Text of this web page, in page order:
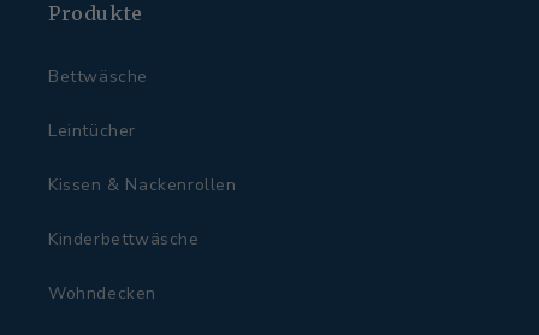
Produkte
Bettwäsche
Leintücher
Kissen & Nackenrollen
Kinderbettwäsche
Wohndecken